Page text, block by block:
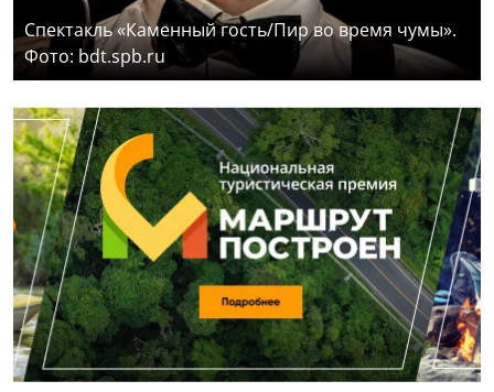
Спектакль «Каменный гость/Пир во время чумы».
Фото: bdt.spb.ru